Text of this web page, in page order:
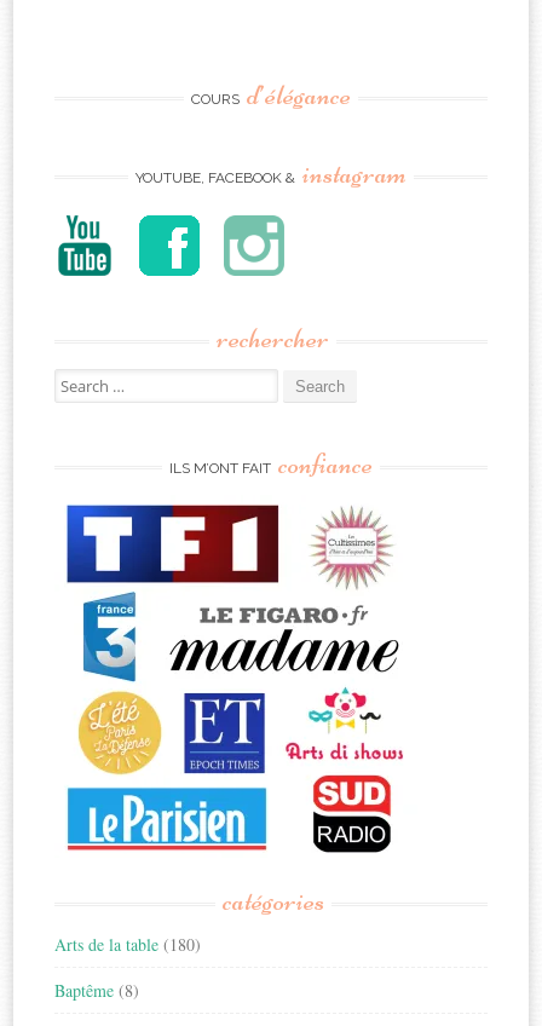
COURS d’élégance
YOUTUBE, FACEBOOK & instagram
rechercher
Search
for:
ILS M’ONT FAIT confiance
catégories
Arts de la table (180)
Baptême (8)